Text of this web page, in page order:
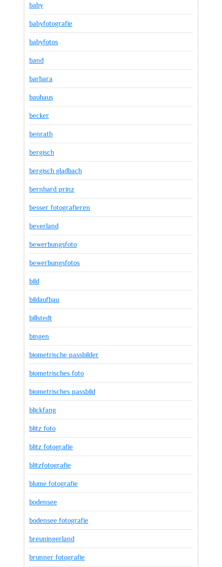
baby
babyfotografie
babyfotos
band
barbara
bauhaus
becker
benrath
bergisch
bergisch gladbach
bernhard prinz
besser fotografieren
beverland
bewerbungsfoto
bewerbungsfotos
bild
bildaufbau
billstedt
bingen
biometrische passbilder
biometrisches foto
biometrisches passbild
blickfang
blitz foto
blitz fotografie
blitzfotografie
blume fotografie
bodensee
bodensee fotografie
breuningerland
brunner fotografie